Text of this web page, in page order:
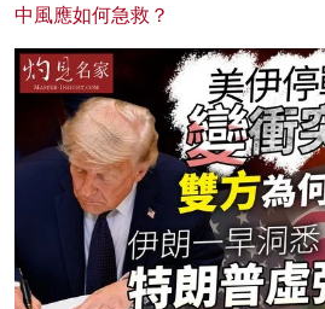
中風應如何急救？